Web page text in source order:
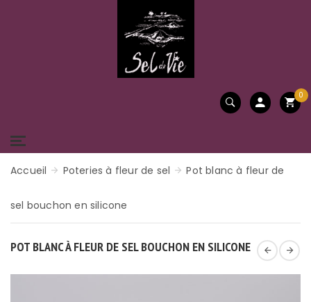
0
Accueil Poteries à fleur de sel Pot blanc à fleur de
sel bouchon en silicone
POT BLANC À FLEUR DE SEL BOUCHON EN SILICONE